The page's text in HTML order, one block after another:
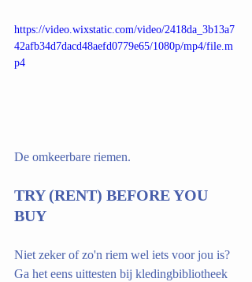
https://video.wixstatic.com/video/2418da_3b13a7
42afb34d7dacd48aefd0779e65/1080p/mp4/file.m
p4
De omkeerbare riemen.
TRY (RENT) BEFORE YOU
BUY
Niet zeker of zo'n riem wel iets voor jou is?
Ga het eens uittesten bij kledingbibliotheek